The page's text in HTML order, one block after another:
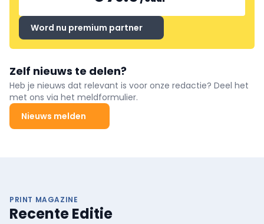
Word nu premium partner
Zelf nieuws te delen?
Heb je nieuws dat relevant is voor onze redactie? Deel het
met ons via het meldformulier.
Nieuws melden
PRINT MAGAZINE
Recente Editie